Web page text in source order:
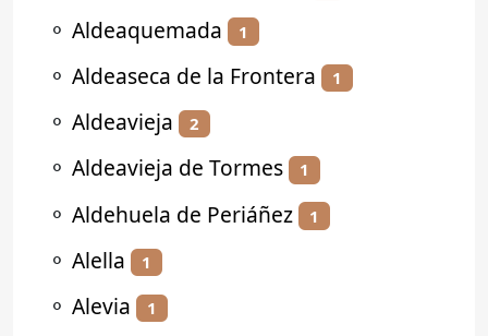
⚬ Aldeaquemada 1
⚬ Aldeaseca de la Frontera 1
⚬ Aldeavieja 2
⚬ Aldeavieja de Tormes 1
⚬ Aldehuela de Periáñez 1
⚬ Alella 1
⚬ Alevia 1